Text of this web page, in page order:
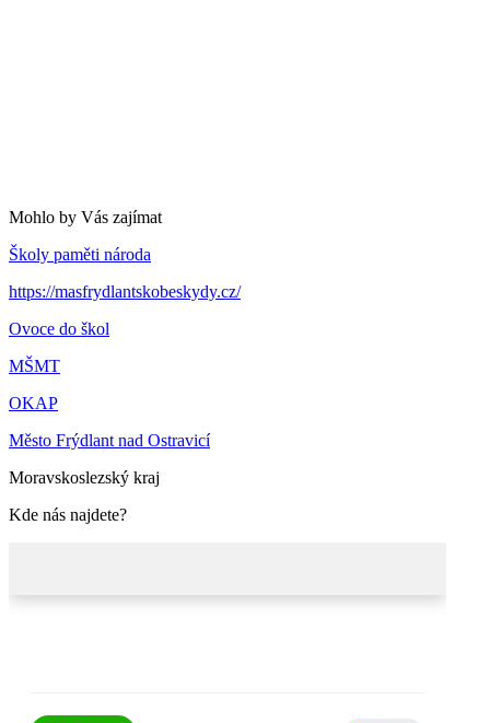
Mohlo by Vás zajímat
Školy paměti národa
https://masfrydlantskobeskydy.cz/
Ovoce do škol
MŠMT
OKAP
Město Frýdlant nad Ostravicí
Moravskoslezský kraj
Kde nás najdete?